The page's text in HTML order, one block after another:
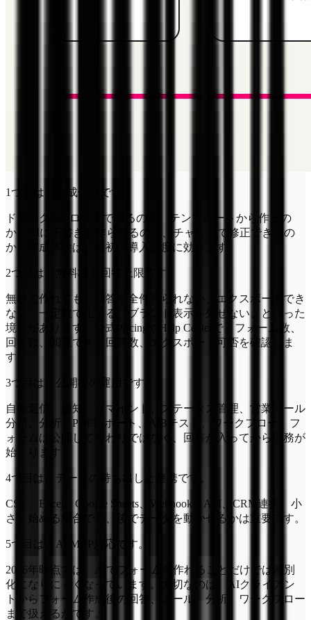
1つ目は、作成体験です。
ドラッグ&ドロップで作るのか、テンプレートから作るの
か、AIに下書きを作らせるのか、チャットで修正できるの
か。作成体験は、最初の導入速度に効きます。
2つ目は、無料枠と回答上限です。
無料で作れても、回答を全件見られない、エクスポートでき
ない、一定数で止まる、ブランド表示を外せない、といった
境界があります。公式PricingやHelp Centerで、フォーム数、
回答数、閲覧できる回答数、エクスポート可否を確認しま
す。
3つ目は、公開後の運用です。
自動返信、通知、リマインド、ステータス管理、営業メール
分類、分析、PDFレポート、A/Bテスト、ワークフロー。フ
ォームは公開して終わりではなく、回答が入ってから実務が
始まります。
4つ目は、データの持ち出しと連携です。
CSV、Excel、Google Sheets、Webhook、API、CRM連携。小
さく始める場合でも、後でデータを動かせるかは重要です。
5つ目は、AI/MCP対応です。
2026年時点では、AIでフォームを作れることだけでは差別
化になりにくくなっています。大切なのは、AIクライアン
トからフォーム作成後の回答、メール、分析、ワークフロー
まで扱えるかです。